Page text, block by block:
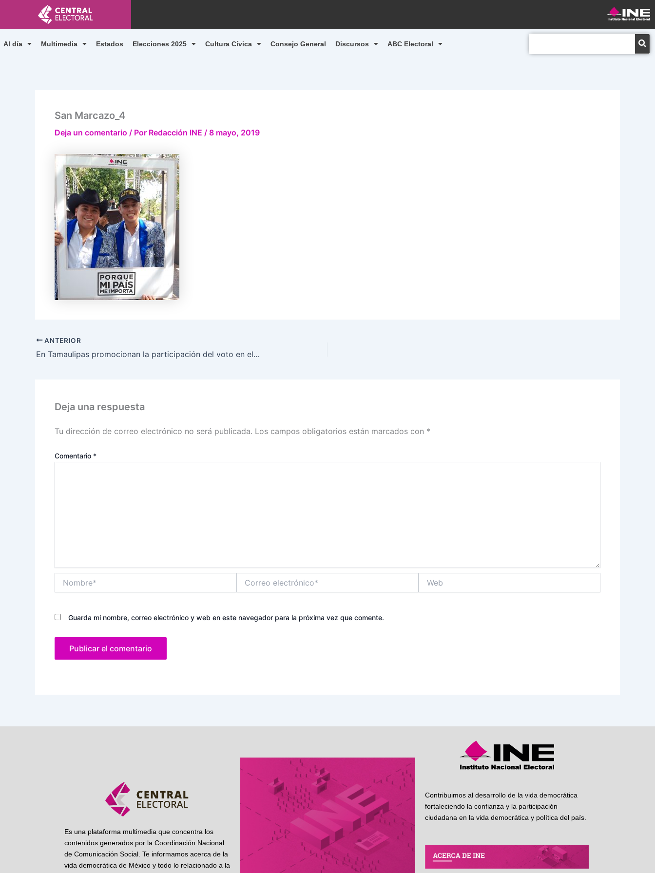
contenido
Al día Multimedia Estados Elecciones 2025 Cultura Cívica Consejo General Discursos ABC Electoral
San Marcazo_4
Deja un comentario / Por Redacción INE / 8 mayo, 2019
ANTERIOR
En Tamaulipas promocionan la participación del voto en el “San Marcazo”
Deja una respuesta
Tu dirección de correo electrónico no será publicada. Los campos obligatorios están marcados con *
Comentario *
electrónico*
Guarda mi nombre, correo electrónico y web en este navegador para la próxima vez que comente.
Es una plataforma multimedia que concentra los
contenidos generados por la Coordinación Nacional
de Comunicación Social. Te informamos acerca de la
vida democrática de México y todo lo relacionado a la
Contribuimos al desarrollo de la vida democrática
fortaleciendo la confianza y la participación
ciudadana en la vida democrática y política del país.